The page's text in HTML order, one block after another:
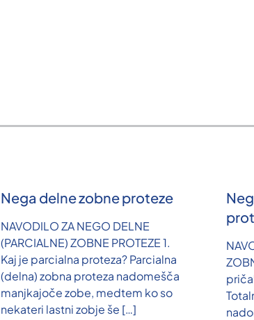
Nega delne zobne proteze
NAVODILO ZA NEGO DELNE
(PARCIALNE) ZOBNE PROTEZE 1.
Kaj je parcialna proteza? Parcialna
(delna) zobna proteza nadomešča
manjkajoče zobe, medtem ko so
nekateri lastni zobje še […]